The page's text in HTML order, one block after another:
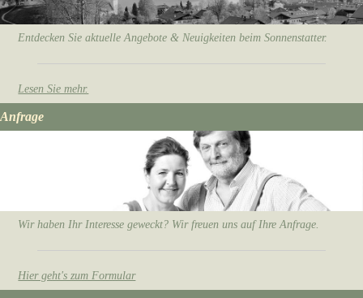
Entdecken Sie aktuelle Angebote & Neuigkeiten beim Sonnenstatter.
Lesen Sie mehr.
Anfrage
Wir haben Ihr Interesse geweckt? Wir freuen uns auf Ihre Anfrage.
Hier geht's zum Formular